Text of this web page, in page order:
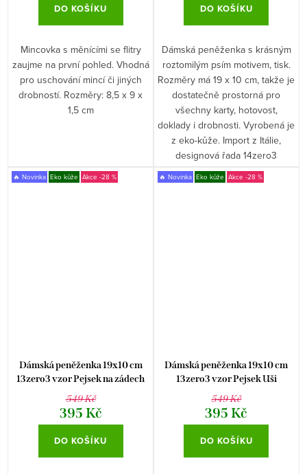
DO KOŠÍKU
Mincovka s měnícími se flitry
zaujme na první pohled. Vhodná
pro uschování mincí či jiných
drobností. Rozměry: 8,5 x 9 x
1,5 cm
DO KOŠÍKU
Dámská peněženka s krásným
roztomilým psím motivem, tisk.
Rozměry má 19 x 10 cm, takže je
dostatečně prostorná pro
všechny karty, hotovost,
doklady i drobnosti. Vyrobená je
z eko-kůže. Import z Itálie,
designová řada 14zero3
🔥 Novinka Eko kůže -28 %
Dámská peněženka 19x10 cm
13zero3 vzor Pejsek na zádech
549 Kč
395 Kč
DO KOŠÍKU
🔥 Novinka Eko kůže -28 %
Dámská peněženka 19x10 cm
13zero3 vzor Pejsek Uši
549 Kč
395 Kč
DO KOŠÍKU